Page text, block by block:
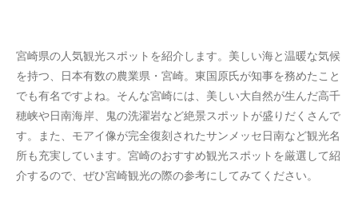
宮崎県の人気観光スポットを紹介します。美しい海と温暖な気候
を持つ、日本有数の農業県・宮崎。東国原氏が知事を務めたこと
でも有名ですよね。そんな宮崎には、美しい大自然が生んだ高千
穂峡や日南海岸、鬼の洗濯岩など絶景スポットが盛りだくさんで
す。また、モアイ像が完全復刻されたサンメッセ日南など観光名
所も充実しています。宮崎のおすすめ観光スポットを厳選して紹
介するので、ぜひ宮崎観光の際の参考にしてみてください。